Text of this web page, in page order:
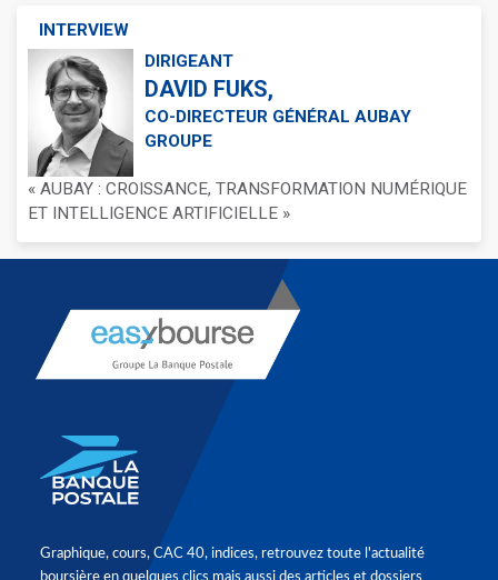
INTERVIEW
DIRIGEANT
DAVID FUKS,
CO-DIRECTEUR GÉNÉRAL AUBAY
GROUPE
« AUBAY : CROISSANCE, TRANSFORMATION NUMÉRIQUE
ET INTELLIGENCE ARTIFICIELLE »
Graphique, cours, CAC 40, indices, retrouvez toute l'actualité